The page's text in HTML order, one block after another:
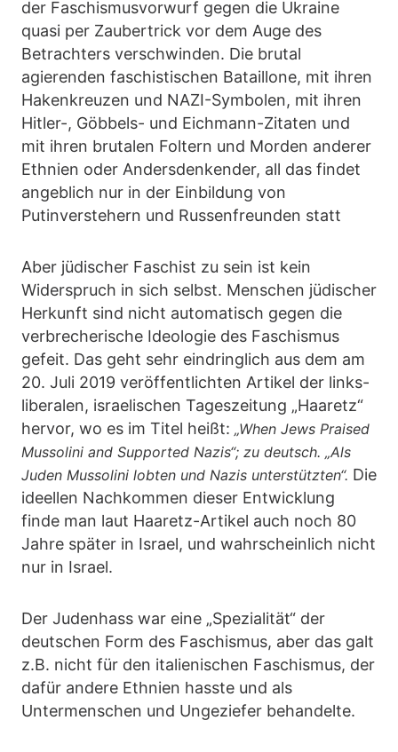
der Faschismusvorwurf gegen die Ukraine
quasi per Zaubertrick vor dem Auge des
Betrachters verschwinden. Die brutal
agierenden faschistischen Bataillone, mit ihren
Hakenkreuzen und NAZI-Symbolen, mit ihren
Hitler-, Göbbels- und Eichmann-Zitaten und
mit ihren brutalen Foltern und Morden anderer
Ethnien oder Andersdenkender, all das findet
angeblich nur in der Einbildung von
Putinverstehern und Russenfreunden statt
Aber jüdischer Faschist zu sein ist kein
Widerspruch in sich selbst. Menschen jüdischer
Herkunft sind nicht automatisch gegen die
verbrecherische Ideologie des Faschismus
gefeit. Das geht sehr eindringlich aus dem am
20. Juli 2019 veröffentlichten Artikel der links-
liberalen, israelischen Tageszeitung „Haaretz“
hervor, wo es im Titel heißt: „When Jews Praised
Mussolini and Supported Nazis“; zu deutsch. „Als
Juden Mussolini lobten und Nazis unterstützten“. Die
ideellen Nachkommen dieser Entwicklung
finde man laut Haaretz-Artikel auch noch 80
Jahre später in Israel, und wahrscheinlich nicht
nur in Israel.
Der Judenhass war eine „Spezialität“ der
deutschen Form des Faschismus, aber das galt
z.B. nicht für den italienischen Faschismus, der
dafür andere Ethnien hasste und als
Untermenschen und Ungeziefer behandelte.